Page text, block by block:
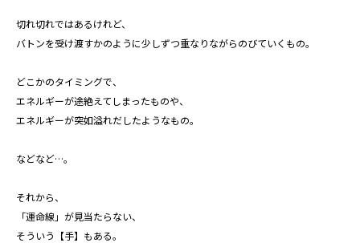
切れ切れではあるけれど、
バトンを受け渡すかのように少しずつ重なりながらのびていくもの。
どこかのタイミングで、
エネルギーが途絶えてしまったものや、
エネルギーが突如溢れだしたようなもの。
などなど…。
それから、
「運命線」が見当たらない、
そういう【手】もある。